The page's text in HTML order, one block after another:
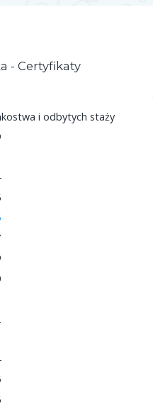
- Certyfikaty
i odbytych staży